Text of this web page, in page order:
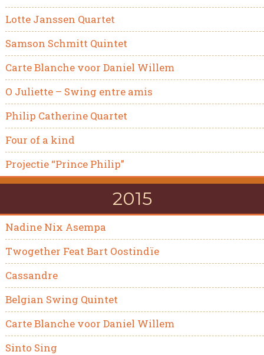
Lotte Janssen Quartet
Samson Schmitt Quintet
Carte Blanche voor Daniel Willem
O Juliette – Swing entre amis
Philip Catherine Quartet
Four of a kind
Projectie “Prince Philip”
2015
Nadine Nix Asempa
Twogether Feat Bart Oostindïe
Cassandre
Belgian Swing Quintet
Carte Blanche voor Daniel Willem
Sinto Sing